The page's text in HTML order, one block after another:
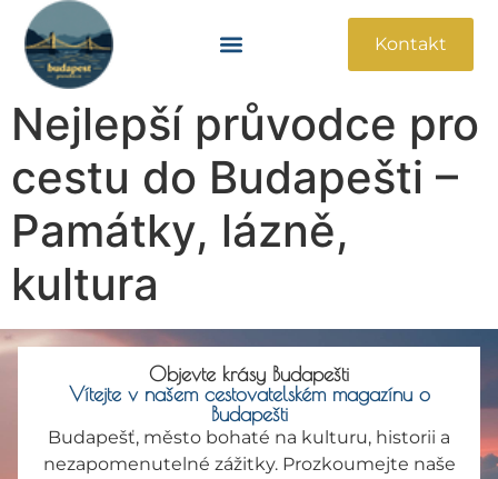
Kontakt
Nejlepší průvodce pro
cestu do Budapešti –
Památky, lázně,
kultura
Objevte krásy Budapešti
Vítejte v našem cestovatelském magazínu o
Budapešti
Budapešť, město bohaté na kulturu, historii a
nezapomenutelné zážitky. Prozkoumejte naše